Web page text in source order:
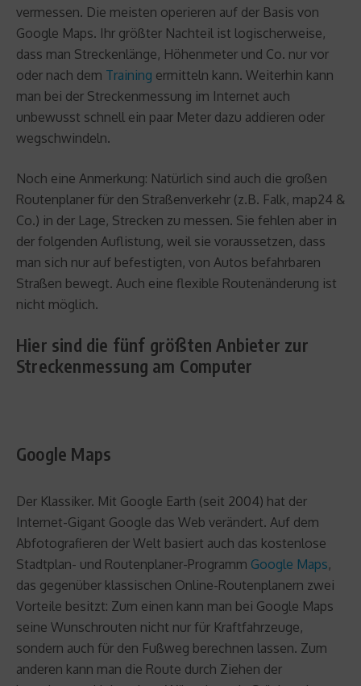
vermessen. Die meisten operieren auf der Basis von
Google Maps. Ihr größter Nachteil ist logischerweise,
dass man Streckenlänge, Höhenmeter und Co. nur vor
oder nach dem Training ermitteln kann. Weiterhin kann
man bei der Streckenmessung im Internet auch
unbewusst schnell ein paar Meter dazu addieren oder
wegschwindeln.
Noch eine Anmerkung: Natürlich sind auch die großen
Routenplaner für den Straßenverkehr (z.B. Falk, map24 &
Co.) in der Lage, Strecken zu messen. Sie fehlen aber in
der folgenden Auflistung, weil sie voraussetzen, dass
man sich nur auf befestigten, von Autos befahrbaren
Straßen bewegt. Auch eine flexible Routenänderung ist
nicht möglich.
Hier sind die fünf größten Anbieter zur
Streckenmessung am Computer
Google Maps
Der Klassiker. Mit Google Earth (seit 2004) hat der
Internet-Gigant Google das Web verändert. Auf dem
Abfotografieren der Welt basiert auch das kostenlose
Stadtplan- und Routenplaner-Programm Google Maps,
das gegenüber klassischen Online-Routenplanern zwei
Vorteile besitzt: Zum einen kann man bei Google Maps
seine Wunschrouten nicht nur für Kraftfahrzeuge,
sondern auch für den Fußweg berechnen lassen. Zum
anderen kann man die Route durch Ziehen der